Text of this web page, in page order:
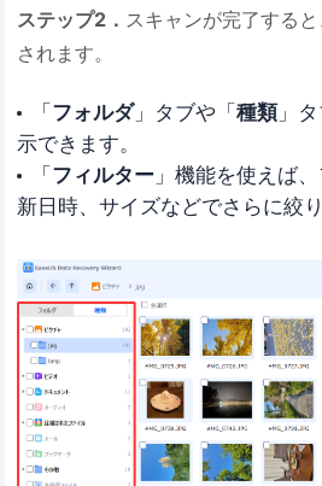
ステップ2． スキャンが完了する
されます。
「 フォルダ」タブや「 種類」
示できます。
「 フィルター」機能を使えば
新日時、サイズなどでさらに絞り